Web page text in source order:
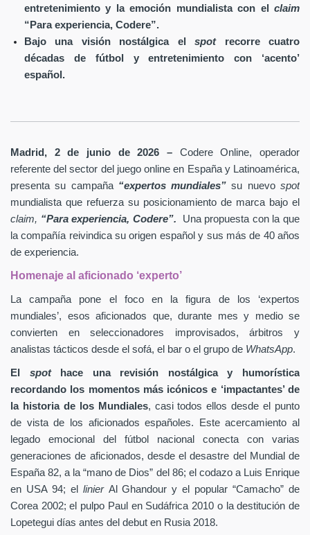
entretenimiento y la emoción mundialista con el claim
“Para experiencia, Codere”.
Bajo una visión nostálgica elspotrecorre cuatro
décadas de fútbol y entretenimiento con ‘acento’
español.
Madrid, 2 de junio de 2026 – Codere Online, operador
referente del sector del juego online en España y Latinoamérica,
presenta su campaña “expertos mundiales” su nuevospot
mundialista que refuerza su posicionamiento de marca bajo el
claim, “Para experiencia, Codere”.
Una propuesta con la que
la compañía reivindica su origen español y sus más de 40 años
de experiencia.
Homenaje al aficionado ‘experto’
La campaña pone el foco en la figura de los ‘expertos
mundiales’, esos aficionados que, durante mes y medio se
convierten en seleccionadores improvisados, árbitros y
analistas tácticos desde el sofá, el bar o el grupo de WhatsApp.
El spothace una revisión nostálgica y humorística
recordando los momentos más icónicos e ‘impactantes’ de
la historia de los Mundiales, casi todos ellos desde el punto
de vista de los aficionados españoles. Este acercamiento al
legado emocional del fútbol nacional conecta con varias
generaciones de aficionados, desde el desastre del Mundial de
España 82, a la “mano de Dios” del 86; el codazo a Luis Enrique
en USA 94; el linier Al Ghandour y el popular “Camacho” de
Corea 2002; el pulpo Paul en Sudáfrica 2010 o la destitución de
Lopetegui días antes del debut en Rusia 2018.